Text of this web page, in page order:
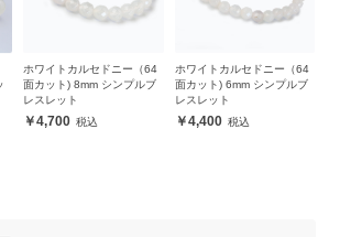
ホワイトカルセドニー（64
面カット) 8mm シンプルブ
レスレット
4,700
ホワイトカルセドニー（64
面カット) 6mm シンプルブ
レスレット
4,400